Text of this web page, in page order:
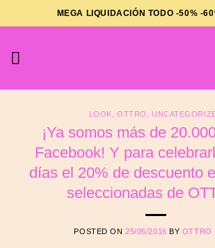
al
MEGA LIQUIDACIÓN TODO -50% -
LOOK ,OTTRO
¡Ya somos más de
Facebook! Y para
días el 20% de descuento
seleccionadas de
POSTED ON25/05/2016 BY OTTRO